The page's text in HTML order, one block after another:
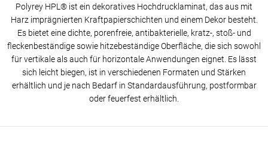
Polyrey HPL® ist ein dekoratives Hochdrucklaminat, das aus mit
Harz imprägnierten Kraftpapierschichten und einem Dekor besteht.
Es bietet eine dichte, porenfreie, antibakterielle, kratz-, stoß- und
fleckenbeständige sowie hitzebeständige Oberfläche, die sich sowohl
für vertikale als auch für horizontale Anwendungen eignet. Es lässt
sich leicht biegen, ist in verschiedenen Formaten und Stärken
erhältlich und je nach Bedarf in Standardausführung, postformbar
oder feuerfest erhältlich.